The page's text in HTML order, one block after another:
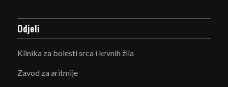
Odjeli
Klinika za bolesti srca i krvnih žila
Zavod za aritmije